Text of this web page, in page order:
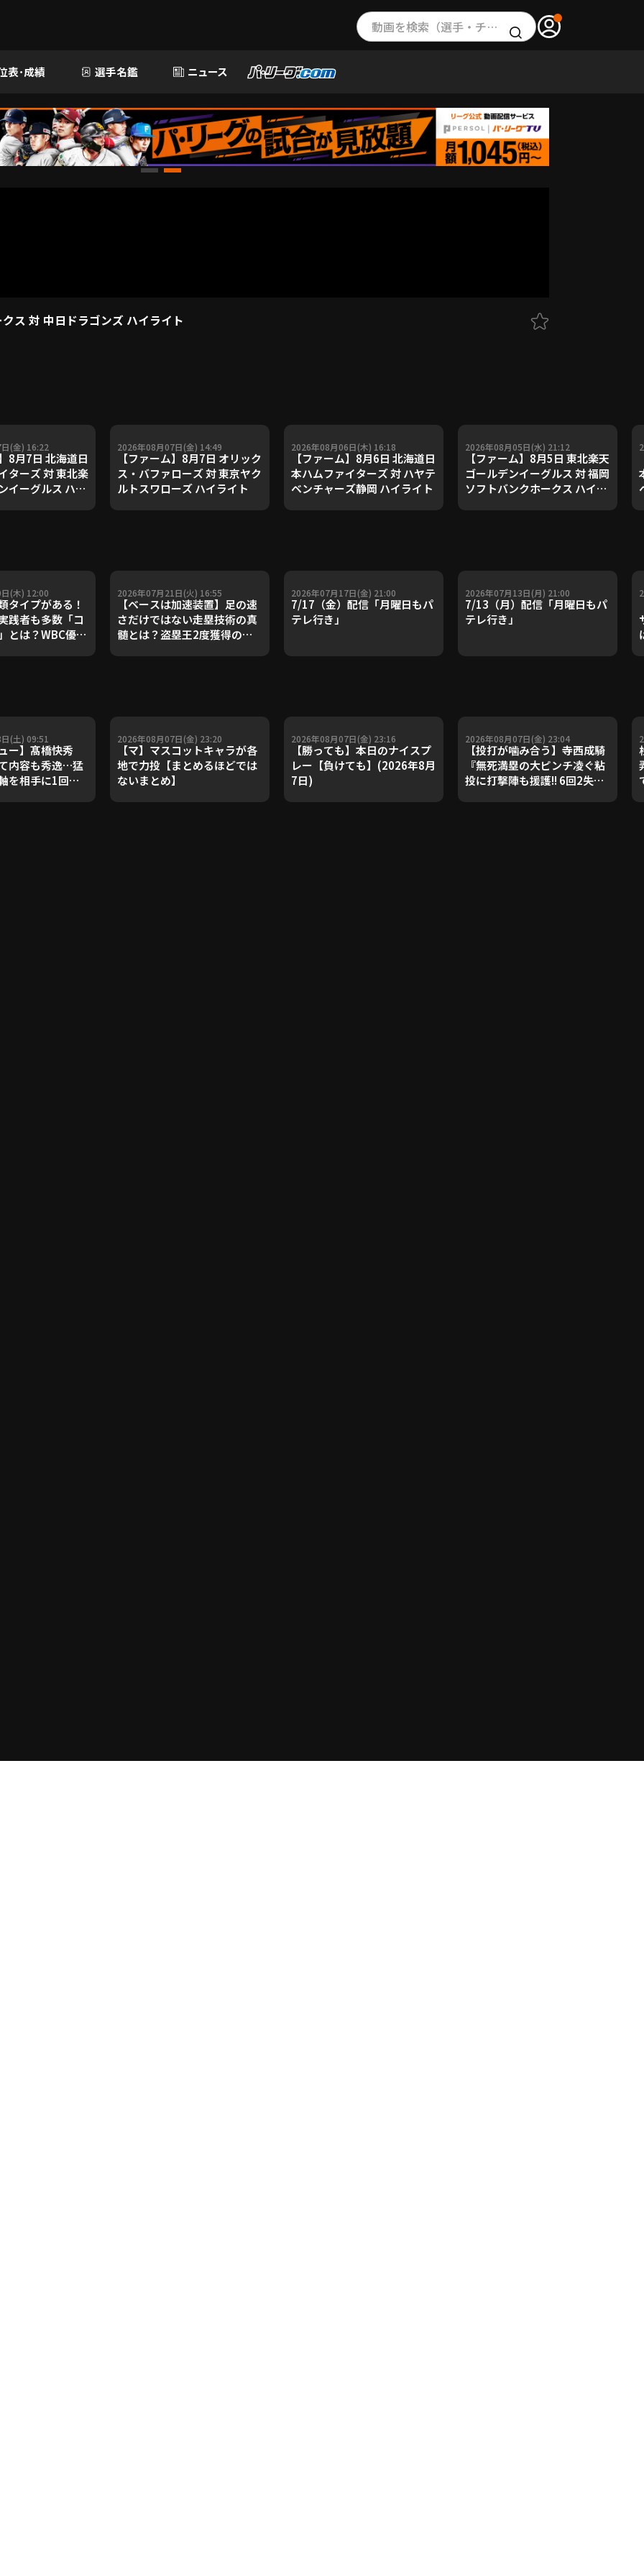
動画を検索（選手・チーム・プレー内容…）
表･成績 選手名鑑 ニュース
ス 対 中日ドラゴンズ ハイライト
(金) 16:22
8月7日 北海道日
ターズ 対 東北楽
イーグルス ハイ
2026年08月07日(金) 14:49
【ファーム】8月7日 オリック
ス・バファローズ 対 東京ヤク
ルトスワローズ ハイライト
2026年08月06日(木) 16:18
【ファーム】8月6日 北海道日
本ハムファイターズ 対 ハヤテ
ベンチャーズ静岡 ハイライト
2026年08月05日(水) 21:12
【ファーム】8月5日 東北楽天
ゴールデンイーグルス 対 福岡
ソフトバンクホークス ハイラ
(木) 12:00
タイプがある！
践者も多数「コ
とは？WBC優勝
2026年07月21日(火) 16:55
【ベースは加速装置】足の速
さだけではない走塁技術の真
髄とは？盗塁王2度獲得の金
2026年07月17日(金) 21:00
7/17（金）配信「月曜日もパ
テレ行き」
2026年07月13日(月) 21:00
7/13（月）配信「月曜日もパ
テレ行き」
(土) 09:51
ー】髙橋快秀
内容も秀逸…猛
を相手に1回無
2026年08月07日(金) 23:20
【マ】マスコットキャラが各
地で力投【まとめるほどでは
ないまとめ】
2026年08月07日(金) 23:16
【勝っても】本日のナイスプ
レー【負けても】(2026年8月
7日)
2026年08月07日(金) 23:04
【投打が噛み合う】寺西成騎
『無死満塁の大ピンチ凌ぐ粘
投に打撃陣も援護!! 6回2失点